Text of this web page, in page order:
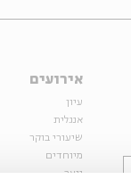
אירועים
עיון
אנגלית
שיעורי בוקר
מיוחדים
נוער